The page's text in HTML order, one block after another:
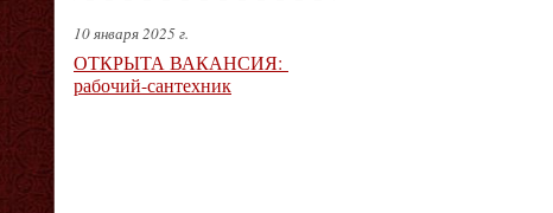
10 января 2025 г.
ОТКРЫТА ВАКАНСИЯ:
рабочий-сантехник